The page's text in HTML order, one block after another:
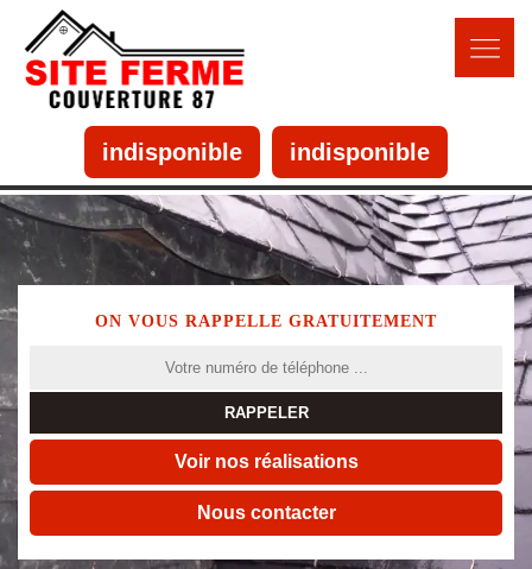
indisponible indisponible
ON VOUS RAPPELLE GRATUITEMENT
Voir nos réalisations
Nous contacter